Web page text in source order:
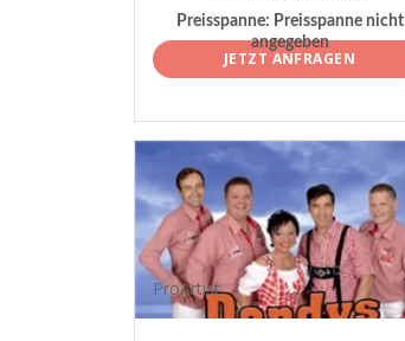
Preisspanne: Preisspanne nicht
angegeben
JETZT ANFRAGEN
ProArtist